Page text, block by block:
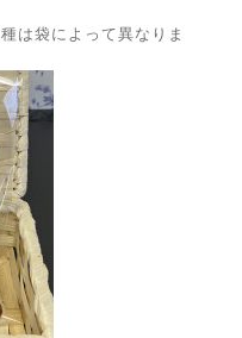
袋によって異なりま